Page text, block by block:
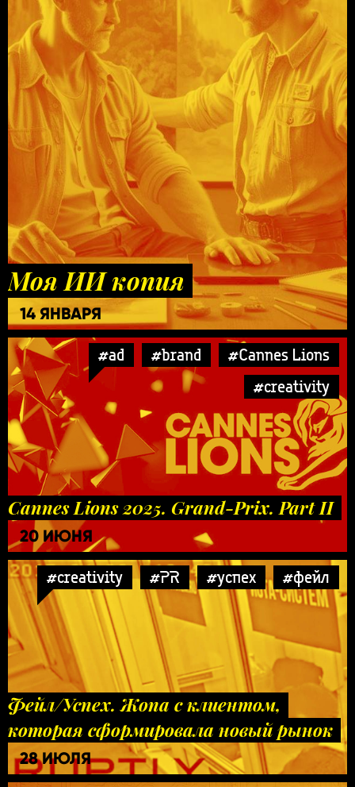
Моя ИИ копия
14 ЯНВАРЯ
#ad #brand
#Cannes Lions
#creativity
Cannes Lions 2025. Grand-Prix. Part II
20 ИЮНЯ
#creativity #PR #успех #фейл
Фейл/Успех. Жопа с клиентом,
которая сформировала новый рынок
28 ИЮЛЯ